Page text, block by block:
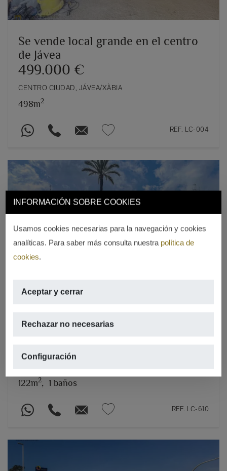
INFORMACIÓN SOBRE COOKIES
Usamos cookies necesarias para la navegación y cookies
analíticas. Para saber más consulta nuestra política de
cookies.
Aceptar y cerrar
Rechazar no necesarias
Configuración
Se vende local grande en el centro
de Jávea
499.000 €
CENTRO CIUDAD, JÁVEA/XÀBIA
498m2
REF. LC-004
EXCLUSIVA
ayuntamiento de Jávea
122m2, 1 baños
REF. LC-610